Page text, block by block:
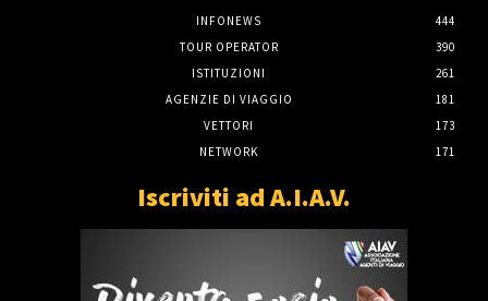
INFONEWS
444
TOUR OPERATOR
390
ISTITUZIONI
261
AGENZIE DI VIAGGIO
181
VETTORI
173
NETWORK
171
Iscriviti ad A.I.A.V.